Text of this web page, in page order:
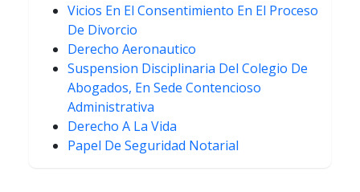
Vicios En El Consentimiento En El Proceso
De Divorcio
Derecho Aeronautico
Suspension Disciplinaria Del Colegio De
Abogados, En Sede Contencioso
Administrativa
Derecho A La Vida
Papel De Seguridad Notarial